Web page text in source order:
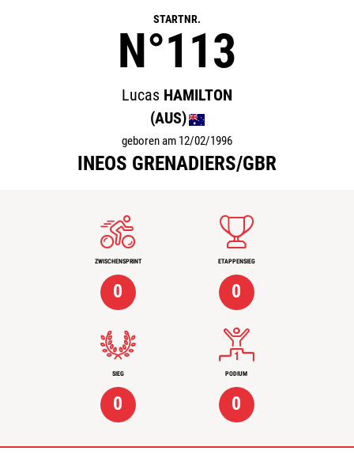
STARTNR.
N°113
Lucas HAMILTON
(AUS)
geboren am 12/02/1996
INEOS GRENADIERS/GBR
ZWISCHENSPRINT
0
ETAPPENSIEG
0
SIEG
0
PODIUM
0